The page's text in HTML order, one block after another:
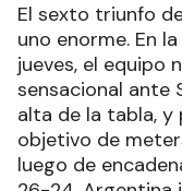
El sexto triunfo
uno enorme. En
jueves, el equipo
sensacional ante
alta de la tabla, y
objetivo de
luego de